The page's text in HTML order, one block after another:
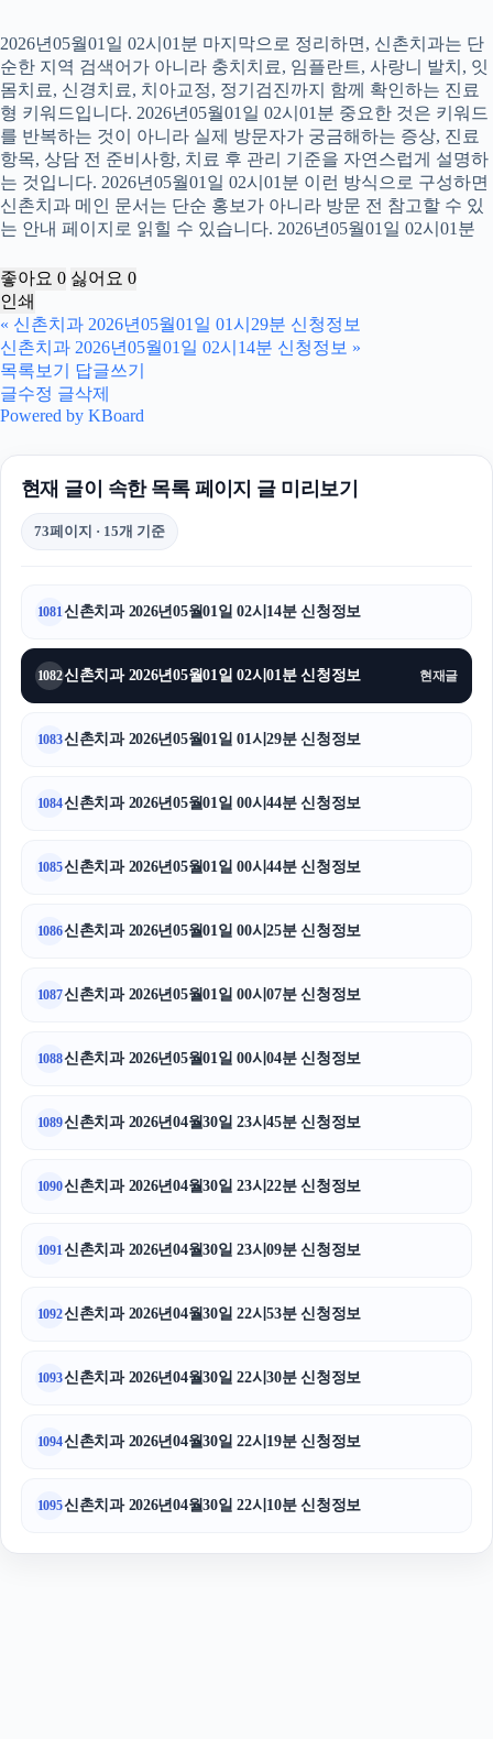
2026년05월01일 02시01분 마지막으로 정리하면, 신촌치과는 단
순한 지역 검색어가 아니라 충치치료, 임플란트, 사랑니 발치, 잇
몸치료, 신경치료, 치아교정, 정기검진까지 함께 확인하는 진료
형 키워드입니다. 2026년05월01일 02시01분 중요한 것은 키워드
를 반복하는 것이 아니라 실제 방문자가 궁금해하는 증상, 진료
항목, 상담 전 준비사항, 치료 후 관리 기준을 자연스럽게 설명하
는 것입니다. 2026년05월01일 02시01분 이런 방식으로 구성하면
신촌치과 메인 문서는 단순 홍보가 아니라 방문 전 참고할 수 있
는 안내 페이지로 읽힐 수 있습니다. 2026년05월01일 02시01분
좋아요 0 싫어요 0
인쇄
« 신촌치과 2026년05월01일 01시29분 신청정보
신촌치과 2026년05월01일 02시14분 신청정보 »
목록보기
답글쓰기
글수정 글삭제
Powered by KBoard
현재 글이 속한 목록 페이지 글 미리보기
73페이지 · 15개 기준
1081신촌치과 2026년05월01일 02시14분 신청정보
1082신촌치과 2026년05월01일 02시01분 신청정보 현재글
1083신촌치과 2026년05월01일 01시29분 신청정보
1084신촌치과 2026년05월01일 00시44분 신청정보
1085신촌치과 2026년05월01일 00시44분 신청정보
1086신촌치과 2026년05월01일 00시25분 신청정보
1087신촌치과 2026년05월01일 00시07분 신청정보
1088신촌치과 2026년05월01일 00시04분 신청정보
1089신촌치과 2026년04월30일 23시45분 신청정보
1090신촌치과 2026년04월30일 23시22분 신청정보
1091신촌치과 2026년04월30일 23시09분 신청정보
1092신촌치과 2026년04월30일 22시53분 신청정보
1093신촌치과 2026년04월30일 22시30분 신청정보
1094신촌치과 2026년04월30일 22시19분 신청정보
1095신촌치과 2026년04월30일 22시10분 신청정보